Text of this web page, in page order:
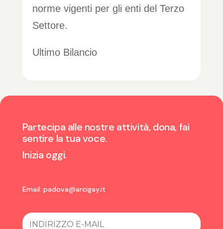
norme vigenti per gli enti del Terzo
Settore.
Ultimo Bilancio
Partecipa alle nostre attività, dona, fai
sentire la tua voce.
Inizia oggi.
Email: padova@arcigay.it